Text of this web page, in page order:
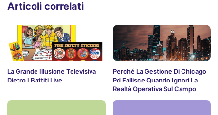
Articoli correlati
La Grande Illusione Televisiva
Dietro I Battiti Live
Perché La Gestione Di Chicago
Pd Fallisce Quando Ignori La
Realtà Operativa Sul Campo